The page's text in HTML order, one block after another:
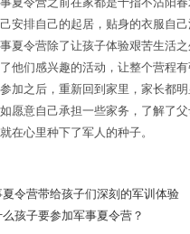
夏令营之前在家都是十指不沾阳春
安排自己的起居，贴身的衣服自己
令营除了让孩子体验艰苦生活之
他们感兴趣的活动，让整个营程有
之后，重新回到家里，家长都明
愿意自己承担一些家务，了解了
在心里种下了军人的种子。
夏令营带给孩子们深刻的军训体验
么孩子要参加军事夏令营？